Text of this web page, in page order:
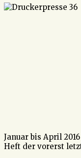
Januar bis April
Heft der vorerst